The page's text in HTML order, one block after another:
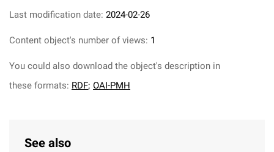
Last modification date: 2024-02-26
Content object's number of views: 1
You could also download the object's description in
these formats: RDF; OAI-PMH
See also